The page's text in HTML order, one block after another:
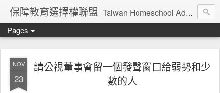
保障教育選擇權聯盟 Taiwan Homeschool Advocates
Pages
NOV
23
請公視董事會留一個發聲窗口給弱勢和少
數的人